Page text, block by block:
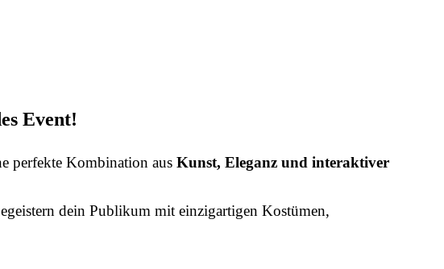
Event!
perfekte Kombination aus Kunst, Eleganz und interaktiver
dein Publikum mit einzigartigen Kostümen,